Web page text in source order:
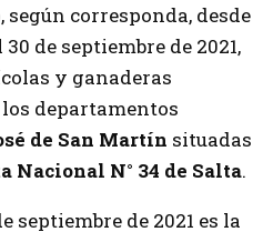
corresponda, desde
de septiembre de 2021,
y ganaderas
departamentos
de San Martín situadas
Nacional N° 34 de Salta.
septiembre de 2021 es la